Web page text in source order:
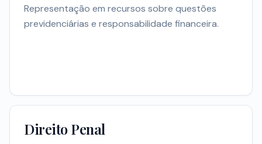
Representação em recursos sobre questões
previdenciárias e responsabilidade financeira.
Direito Penal